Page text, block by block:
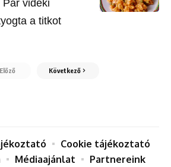
Pár vidéki
a titkot
Előző Következő
Cookie tájékoztató
Médiaajánlat Partnereink